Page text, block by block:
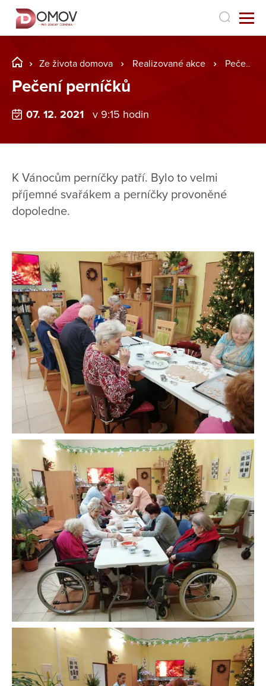
Ze života domova Realizované akce Pečení perníčků
Pečení perníčků
07. 12. 2021 v 9:15 hodin
K Vánocům perníčky patří. Bylo to velmi
příjemné svařákem a perníčky provoněné
dopoledne.